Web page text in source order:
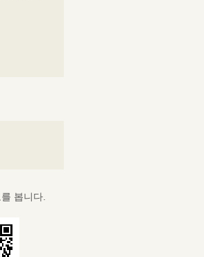
봅니다.